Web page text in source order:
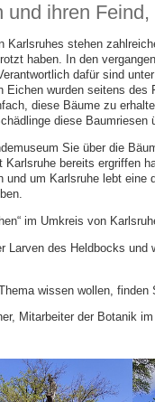
und ihren
Karlsruhes stehen
haben. In den
dafür sind
wurden seitens des
diese Bäume zu
diese Baumriesen
Sie über die
bereits ergriffen
und um Karlsruhe lebt
im Umkreis von
Larven des Heldbocks
wissen wollen,
Mitarbeiter der Botanik